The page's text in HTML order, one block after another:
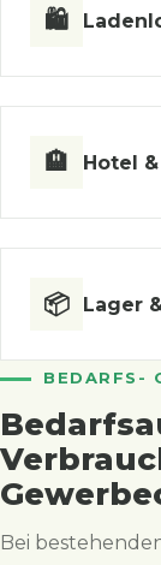
🛍️
🏨 Hotel
📦 Lager
BEDARFS-
Bei